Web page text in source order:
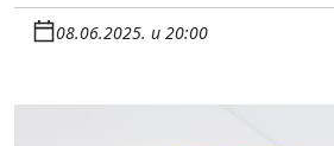
08.06.2025. u 20:00